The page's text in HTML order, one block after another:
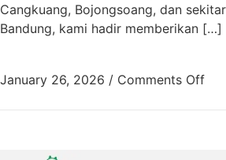
Cangkuang, Bojongsoang, dan
Bandung, kami hadir memberikan […]
January 26, 2026 / Comments Off